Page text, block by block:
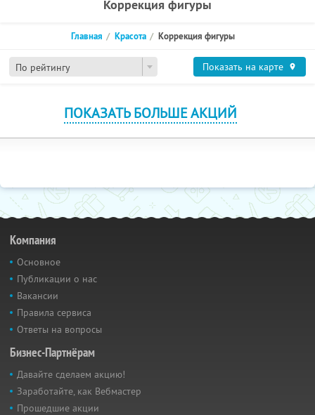
Коррекция фигуры
По рейтингу
Главная Красота Коррекция фигуры
Показать на карте
ПОКАЗАТЬ БОЛЬШЕ АКЦИЙ
Компания
Основное
Публикации о нас
Вакансии
Правила сервиса
Ответы на вопросы
Бизнес-Партнёрам
Давайте сделаем акцию!
Заработайте, как Вебмастер
Прошедшие акции